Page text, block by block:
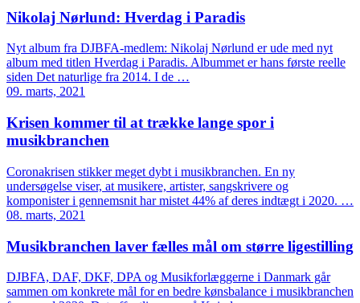
Nikolaj Nørlund: Hverdag i Paradis
Nyt album fra DJBFA-medlem: Nikolaj Nørlund er ude med nyt
album med titlen Hverdag i Paradis. Albummet er hans første reelle
siden Det naturlige fra 2014. I de …
09. marts, 2021
Krisen kommer til at trække lange spor i
musikbranchen
Coronakrisen stikker meget dybt i musikbranchen. En ny
undersøgelse viser, at musikere, artister, sangskrivere og
komponister i gennemsnit har mistet 44% af deres indtægt i 2020. …
08. marts, 2021
Musikbranchen laver fælles mål om større ligestilling
DJBFA, DAF, DKF, DPA og Musikforlæggerne i Danmark går
sammen om konkrete mål for en bedre kønsbalance i musikbranchen